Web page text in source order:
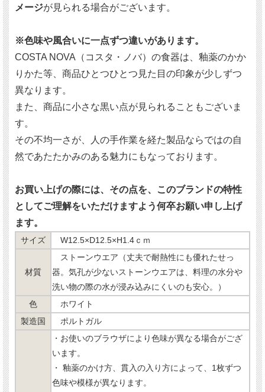
メージが見られる場合がございます。
※色味や風合いに一点ずつ違いがあります。
COSTA NOVA（コスタ・ノバ）の食器は、釉薬のかか
りかた等、商品ひとつひとつ見た目の印象が少しずつ
異なります。
また、商品に小さな黒い点が見られることもございま
す。
その不均一さが、人の手作業を経た製品ならではの自
然であたたかみのある魅力にもなっております。
お買い上げの際には、その点を、このブランドの特性
としてご理解をいただけますよう何卒お願い申し上げ
ます。
サイズ W12.5×D12.5×H1.4ｃｍ
材質
ストーンウエア（丈夫で耐熱性にも優れたせっ
器。気孔が少ないストーンウエアは、料理の水分や
洗い物の際の水が浸み込みにくいのも安心。）
色
ホワイト
製造国
ポルトガル
・お使いのブラウザにより色味が異なる場合がござ
います。
・ 釉薬のかけ方、貫入の入り方によって、1枚ずつ
色味や模様が異なります。